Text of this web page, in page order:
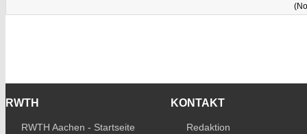
RWTH
RWTH Aachen - Startseite
KONTAKT
Redaktion